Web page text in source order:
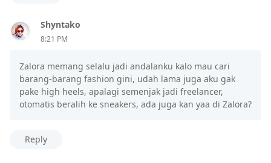
Shyntako
8:21 PM
Zalora memang selalu jadi andalanku kalo mau cari
barang-barang fashion gini, udah lama juga aku gak
pake high heels, apalagi semenjak jadi freelancer,
otomatis beralih ke sneakers, ada juga kan yaa di Zalora?
Reply